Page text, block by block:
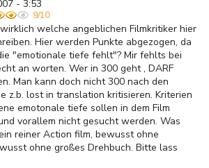
- 3:53
9/10
welche angeblichen Filmkritiker hier
Hier werden Punkte abgezogen, da
"emotionale tiefe fehlt"? Mir fehlts bei
an worten. Wer in 300 geht , DARF
Man kann doch nicht 300 nach den
z.b. lost in translation kritisieren. Kriterien
emotonale tiefe sollen in dem Film
vorallem nicht gesucht werden. Was
reiner Action film, bewusst ohne
ohne großes Drehbuch. Bitte lass